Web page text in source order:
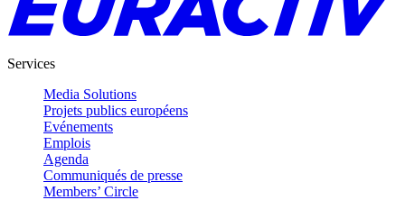
Services
Media Solutions
Projets publics européens
Evénements
Emplois
Agenda
Communiqués de presse
Members’ Circle